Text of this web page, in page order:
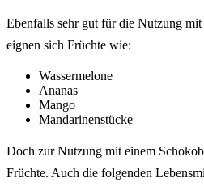
Ebenfalls sehr gut für die Nutzung
eignen sich Früchte wie:
Wassermelone
Ananas
Mango
Mandarinenstücke
Doch zur Nutzung mit einem
Früchte. Auch die folgenden